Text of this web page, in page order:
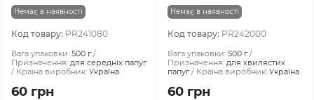
Немає в наявності
Код товару: PR241080
Вага упаковки: 500 г
Призначення: для середніх папуг
Країна виробник: Україна
60 грн
Немає в наявності
Код товару: PR242000
Вага упаковки: 500 г
Призначення: для хвилястих
папуг
Країна виробник: Україна
60 грн